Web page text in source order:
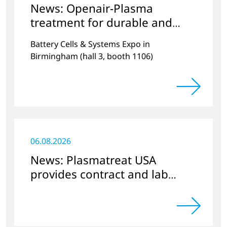
News: Openair-Plasma
treatment for durable and
efficient batteries
Battery Cells & Systems Expo in
Birmingham (hall 3, booth 1106)
06.08.2026
News: Plasmatreat USA
provides contract and lab